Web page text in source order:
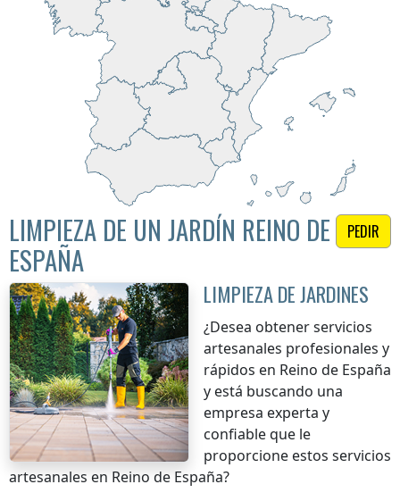
PEDIR
LIMPIEZA DE UN JARDÍN REINO DE
ESPAÑA
LIMPIEZA DE JARDINES
¿Desea obtener servicios
artesanales profesionales y
rápidos en Reino de España
y está buscando una
empresa experta y
confiable que le
proporcione estos servicios
artesanales en Reino de España?